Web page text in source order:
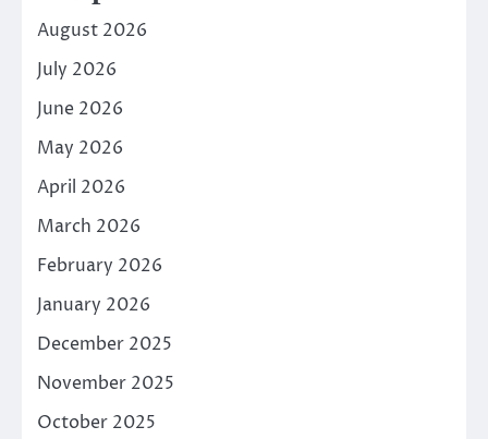
August 2026
July 2026
June 2026
May 2026
April 2026
March 2026
February 2026
January 2026
December 2025
November 2025
October 2025